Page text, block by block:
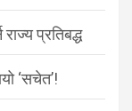
प्रतिबद्ध
‘सचेत’!